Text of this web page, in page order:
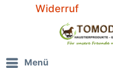
Widerruf
Menü